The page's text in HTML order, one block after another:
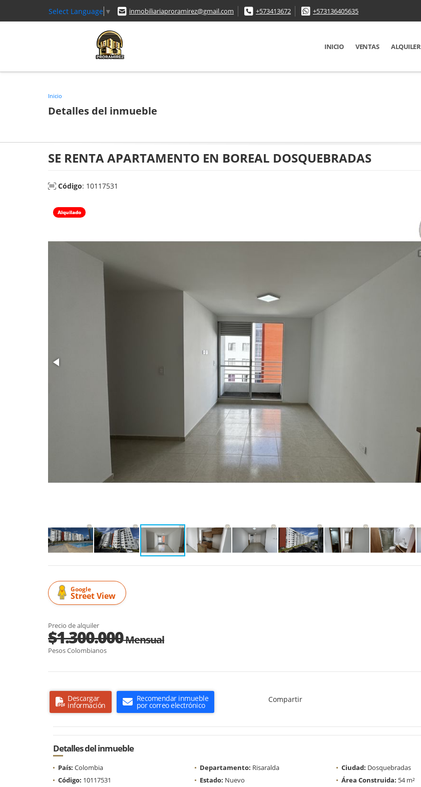
Select Language ▼ inmobiliariaproramirez@gmail.com +573413672 +573136405635
INICIO VENTAS ALQUILER
Inicio
Detalles del inmueble
SE RENTA APARTAMENTO EN BOREAL DOSQUEBRADAS
Código: 10117531
Alquilado
Google
Street View
Precio de alquiler
$1.300.000Mensual
Pesos Colombianos
Descargar
información
Recomendar inmueble
por correo electrónico
Compartir
Detalles del inmueble
País: Colombia Departamento: Risaralda Ciudad: Dosquebradas
Código: 10117531 Estado: Nuevo Área Construida: 54 m²